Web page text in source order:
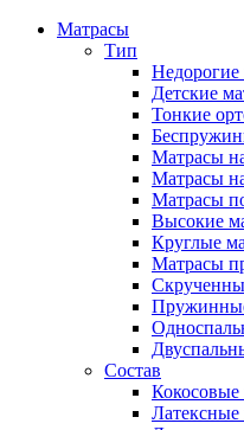
Матрасы
Тип
Недорогие
Детские
Тонкие
Матрасы
Матрасы
Матрасы
Высокие
Круглые
Матрасы
Состав
Кокосовые
Латексные